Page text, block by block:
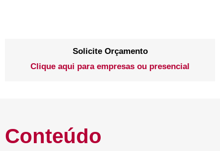
Solicite Orçamento
Clique aqui para empresas ou presencial
Conteúdo